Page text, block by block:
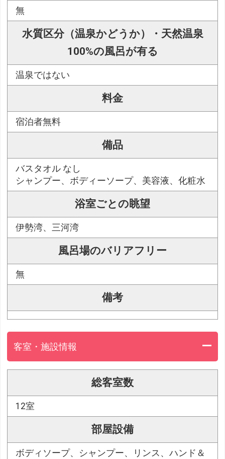
無
水質区分（温泉かどうか）・天然温泉
100%の風呂が有る
温泉ではない
料金
宿泊者無料
備品
バスタオル なし
シャンプー、ボディーソープ、美容液、化粧水
浴室ごとの眺望
伊勢湾、三河湾
風呂場のバリアフリー
無
備考
客室・施設情報
総客室数
12室
部屋設備
ボディソープ、シャンプー、リンス、ハンド＆